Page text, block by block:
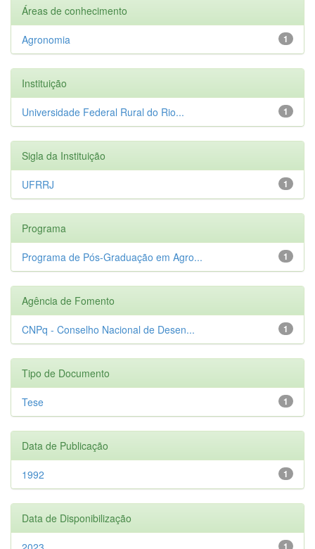
Áreas de conhecimento
1
Agronomia
Instituição
1
Universidade Federal Rural do Rio...
Sigla da Instituição
1
UFRRJ
Programa
1
Programa de Pós-Graduação em Agro...
Agência de Fomento
1
CNPq - Conselho Nacional de Desen...
Tipo de Documento
1
Tese
Data de Publicação
1
1992
Data de Disponibilização
1